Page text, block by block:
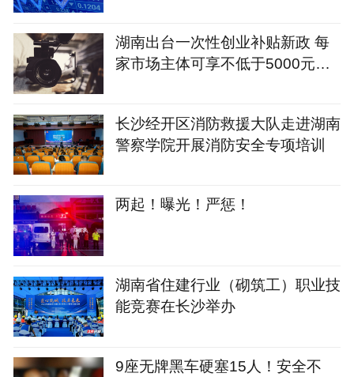
湖南出台一次性创业补贴新政 每
家市场主体可享不低于5000元补
长沙经开区消防救援大队走进湖南
警察学院开展消防安全专项培训
两起！曝光！严惩！
湖南省住建行业（砌筑工）职业技
能竞赛在长沙举办
9座无牌黑车硬塞15人！安全不